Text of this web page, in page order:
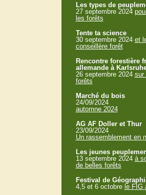
Les types de
27 septembre 2024
les forêts
Tente ta science
30 septembre 2024 et
conseillère forêt
Rencontre forestière
allemande à
26 septembre 2024 sur
forêts
Marché du bois
24/09/2024
automne 2024
AG AF Doller et Thur
23/09/2024
Un rassemblement en
Les jeunes
13 septembre 2024 à
de belles forêts
Festival de
4,5 et 6 octobre le FIG